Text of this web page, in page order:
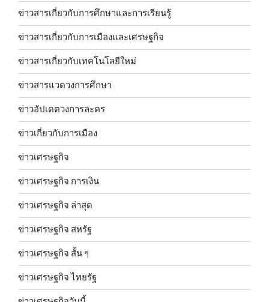
ข่าวสารเกี่ยวกับการศึกษาและการเรียนรู้
ข่าวสารเกี่ยวกับการเมืองและเศรษฐกิจ
ข่าวสารเกี่ยวกับเทคโนโลยีใหม่
ข่าวสารแวดวงการศึกษา
ข่าวอัปเดตวงการละคร
ข่าวเกี่ยวกับการเมือง
ข่าวเศรษฐกิจ
ข่าวเศรษฐกิจ การเงิน
ข่าวเศรษฐกิจ ล่าสุด
ข่าวเศรษฐกิจ สหรัฐ
ข่าวเศรษฐกิจ สั้น ๆ
ข่าวเศรษฐกิจ ไทยรัฐ